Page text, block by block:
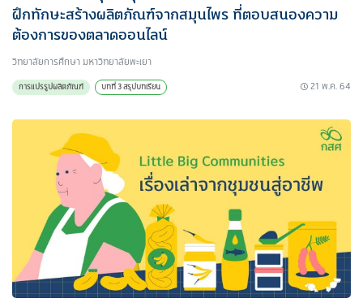
ฝึกทักษะสร้างผลิตภัณฑ์จากสมุนไพร ที่ตอบสนองความ
ต้องการของตลาดออนไลน์
วิทยาลัยการศึกษา มหาวิทยาลัยพะเยา
การแปรรูปผลิตภัณฑ์ บทที่ 3 สรุปบทเรียน 21 พ.ค. 64